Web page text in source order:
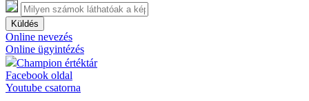
Küldés
Online nevezés
Online ügyintézés
Champion értéktár
Facebook oldal
Youtube csatorna